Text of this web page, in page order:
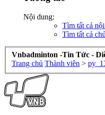
Nội dung:
Tìm tất cả
Tìm tất cả
Vnbadminton -Tin Tức -
Trang chủ Thành viên >